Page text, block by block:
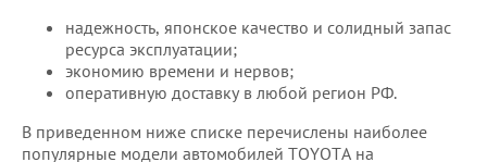
надежность, японское качество и солидный запас
ресурса эксплуатации;
экономию времени и нервов;
оперативную доставку в любой регион РФ.
В приведенном ниже списке перечислены наиболее
популярные модели автомобилей TOYOTA на